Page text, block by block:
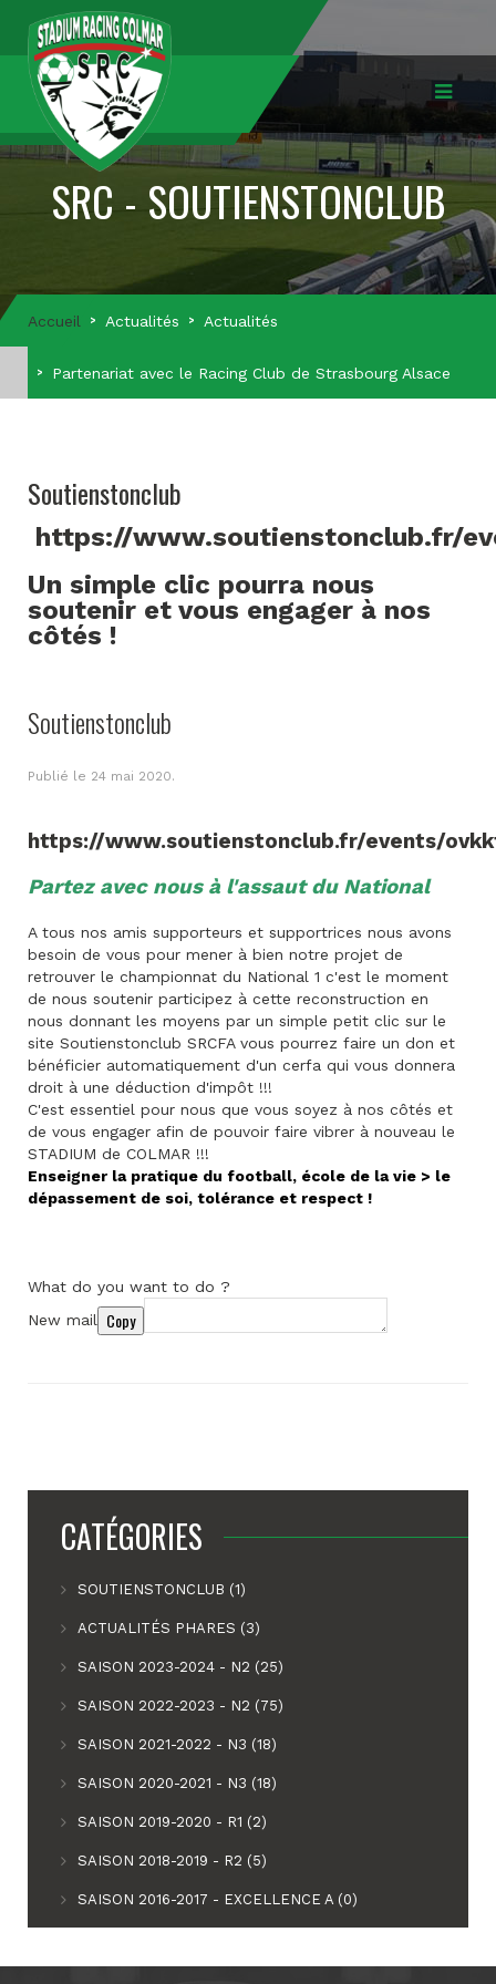
SRC - SOUTIENSTONCLUB
Accueil Actualités Actualités
Partenariat avec le Racing Club de Strasbourg Alsace
Soutienstonclub
https://www.soutienstonclub.fr/
Un simple clic pourra nous
soutenir et vous engager à nos
côtés !
Soutienstonclub
Publié le 24 mai 2020.
https://www.soutienstonclub.fr/events/
Partez avec nous à l'assaut du National
A tous nos amis supporteurs et supportrices nous avons
besoin de vous pour mener à bien notre projet de
retrouver le championnat du National 1 c'est le moment
de nous soutenir participez à cette reconstruction en
nous donnant les moyens par un simple petit clic sur le
site Soutienstonclub SRCFA vous pourrez faire un don et
bénéficier automatiquement d'un cerfa qui vous donnera
droit à une déduction d'impôt !!!
C'est essentiel pour nous que vous soyez à nos côtés et
de vous engager afin de pouvoir faire vibrer à nouveau le
STADIUM de COLMAR !!!
Enseigner la pratique du football, école de la vie > le
dépassement de soi, tolérance et respect !
What do you want to do ?
New mail
Copy
CATÉGORIES
SOUTIENSTONCLUB (1)
ACTUALITÉS PHARES (3)
SAISON 2023-2024 - N2 (25)
SAISON 2022-2023 - N2 (75)
SAISON 2021-2022 - N3 (18)
SAISON 2020-2021 - N3 (18)
SAISON 2019-2020 - R1 (2)
SAISON 2018-2019 - R2 (5)
SAISON 2016-2017 - EXCELLENCE A (0)